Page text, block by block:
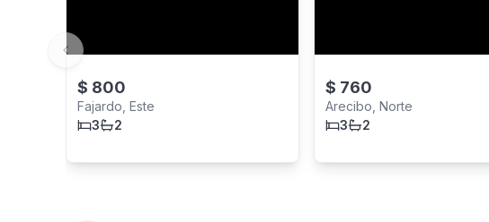
$ 800
Fajardo, Este
3
2
$ 760
Arecibo, Norte
3
2
Previous slide